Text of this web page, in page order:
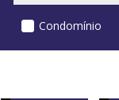
Condomínio